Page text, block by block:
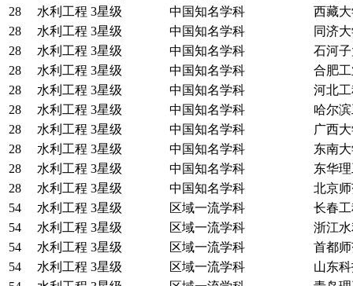
28
水利工程 3星级 中国知名学科
西藏
28
水利工程 3星级 中国知名学科
同济
28
水利工程 3星级 中国知名学科
石河
28
水利工程 3星级 中国知名学科
合肥
28
水利工程 3星级 中国知名学科
河北
28
水利工程 3星级 中国知名学科
哈尔
28
水利工程 3星级 中国知名学科
广西
28
水利工程 3星级 中国知名学科
东南
28
水利工程 3星级 中国知名学科
东华
28
水利工程 3星级 中国知名学科
北京
54
水利工程 3星级 区域一流学科
长春
54
水利工程 3星级 区域一流学科
浙江
54
水利工程 3星级 区域一流学科
首都
54
水利工程 3星级 区域一流学科
山东